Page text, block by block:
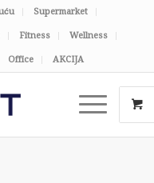
Supermarket
Fitness Wellness
Office AKCIJA